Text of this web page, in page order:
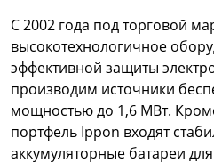
С 2002 года под торговой
высокотехнологичное
эффективной защиты
производим источники
мощностью до 1,6 МВт.
портфель Ippon входят
аккумуляторные батареи